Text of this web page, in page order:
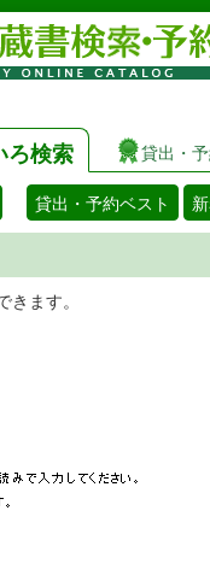
ろ検索 貸出・
貸出・予約ベスト
することがで